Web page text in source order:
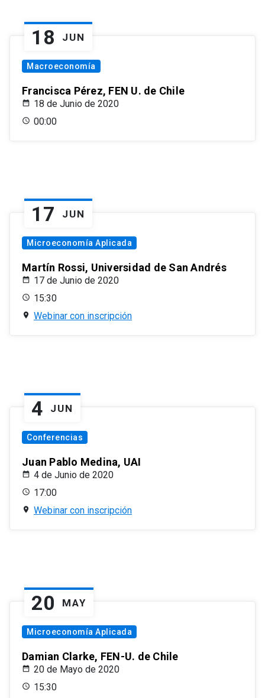
18 JUN
Macroeconomía
Francisca Pérez, FEN U. de Chile
18 de Junio de 2020
00:00
17 JUN
Microeconomía Aplicada
Martín Rossi, Universidad de San Andrés
17 de Junio de 2020
15:30
Webinar con inscripción
4 JUN
Conferencias
Juan Pablo Medina, UAI
4 de Junio de 2020
17:00
Webinar con inscripción
20 MAY
Microeconomía Aplicada
Damian Clarke, FEN-U. de Chile
20 de Mayo de 2020
15:30